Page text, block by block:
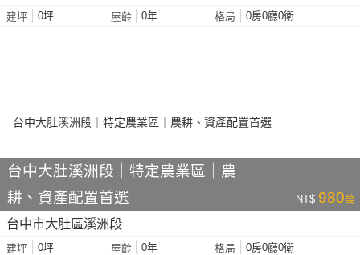
建坪 0坪 屋齡 0年 格局 0房0廳0衛
台中大肚溪洲段｜特定農業區｜農
耕、資產配置首選
NT$ 980萬
台中市大肚區溪洲段
建坪 0坪 屋齡 0年 格局 0房0廳0衛